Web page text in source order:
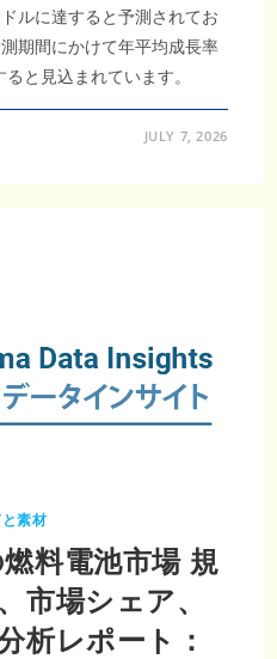
ルに達すると予測されてお
期間にかけて年平均成長率
と見込まれています。
JULY 7, 2026
素材
料電池市場 規
市場シェア、
析レポート：